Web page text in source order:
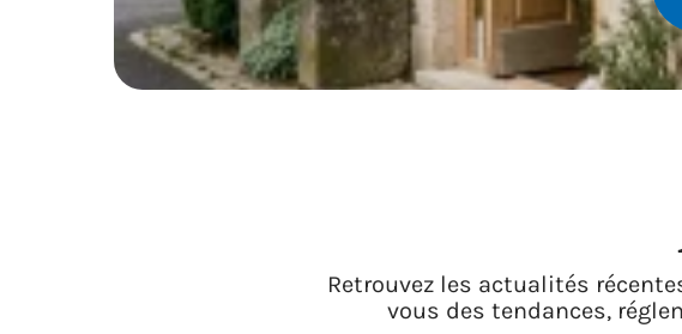
Retrouvez les actualités
vous des tendances,